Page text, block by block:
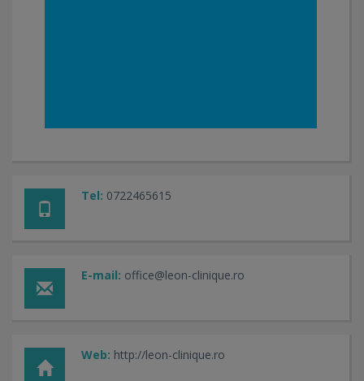
Tel: 0722465615
E-mail: office@leon-clinique.ro
Web: http://leon-clinique.ro